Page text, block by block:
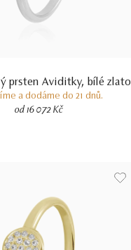
prsten Aviditky, bílé zlato
a dodáme do 21 dnů.
od 16 072 Kč